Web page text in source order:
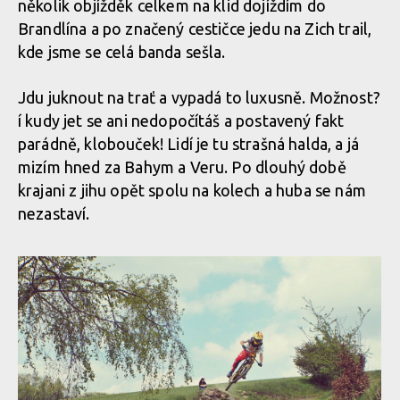
několik objížděk celkem na klid dojíždím do
Brandlína a po značený cestičce jedu na Zich trail,
kde jsme se celá banda sešla.
Jdu juknout na trať a vypadá to luxusně. Možnost?
í kudy jet se ani nedopočítáš a postavený fakt
parádně, klobouček! Lidí je tu strašná halda, a já
mizím hned za Bahym a Veru. Po dlouhý době
krajani z jihu opět spolu na kolech a huba se nám
nezastaví.